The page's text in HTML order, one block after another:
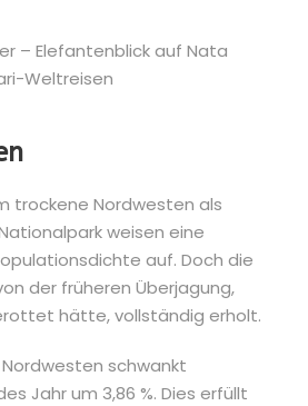
trockene Nordwesten als
weisen eine
auf. Doch die
der früheren Überjagung,
hätte, vollständig erholt.
schwankt
Jahr um 3,86 %. Dies erfüllt